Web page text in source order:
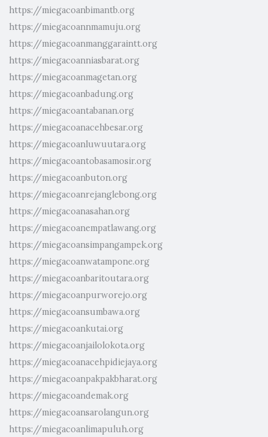
https://miegacoanbimantb.org
https://miegacoannmamuju.org
https://miegacoanmanggaraintt.org
https://miegacoanniasbarat.org
https://miegacoanmagetan.org
https://miegacoanbadung.org
https://miegacoantabanan.org
https://miegacoanacehbesar.org
https://miegacoanluwuutara.org
https://miegacoantobasamosir.org
https://miegacoanbuton.org
https://miegacoanrejanglebong.org
https://miegacoanasahan.org
https://miegacoanempatlawang.org
https://miegacoansimpangampek.org
https://miegacoanwatampone.org
https://miegacoanbaritoutara.org
https://miegacoanpurworejo.org
https://miegacoansumbawa.org
https://miegacoankutai.org
https://miegacoanjailolokota.org
https://miegacoanacehpidiejaya.org
https://miegacoanpakpakbharat.org
https://miegacoandemak.org
https://miegacoansarolangun.org
https://miegacoanlimapuluh.org